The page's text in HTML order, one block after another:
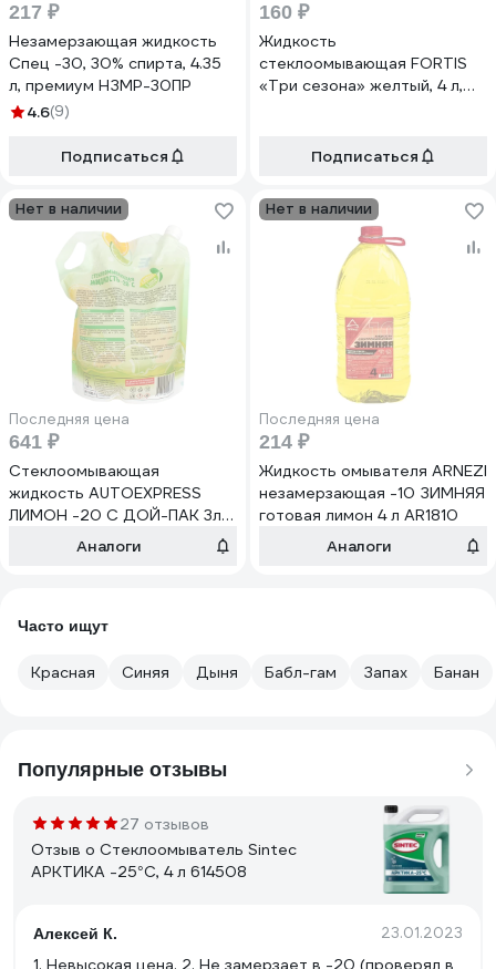
217 ₽
Незамерзающая жидкость
Спец -30, 30% спирта, 4.35
л, премиум НЗМР-30ПР
4.6(9)
Подписаться
160 ₽
Жидкость
стеклоомывающая FORTIS
«Три сезона» желтый, 4 л,
Подписаться
Нет в наличии
Последняя цена
641 ₽
Стеклоомывающая
жидкость AUTOEXPRESS
ЛИМОН -20 С ДОЙ-ПАК 3л
Аналоги
Нет в наличии
Последняя цена
214 ₽
Жидкость омывателя ARNEZI
незамерзающая -10 ЗИМНЯЯ
готовая лимон 4 л AR1810
Аналоги
Часто ищут
Красная Синяя Дыня Бабл-гам Запах Банан
Популярные отзывы
27 отзывов
Отзыв о Стеклоомыватель Sintec
АРКТИКА -25°С, 4 л 614508
Алексей К. 23.01.2023
1. Невысокая цена. 2. Не замерзает в -20 (проверял в